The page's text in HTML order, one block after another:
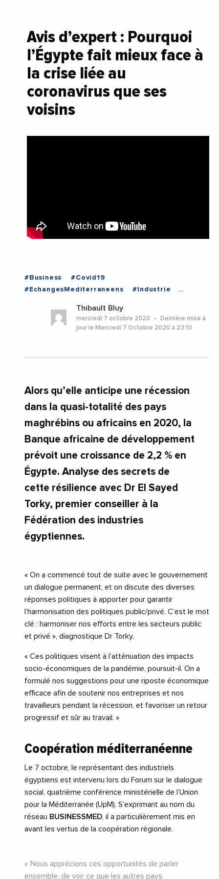
Avis d’expert : Pourquoi
l’Égypte fait mieux face à
la crise liée au
coronavirus que ses
voisins
#Business
#Covid19
#EchangesMediterraneens
#Industrie
Thibault Bluy
mercredi 7 octobre 2020
Dernière mise à
jour le Mercredi 7 Octobre 2020 à 23:10
Alors qu’elle anticipe une récession
dans la quasi-totalité des pays
maghrébins ou africains en 2020, la
Banque africaine de développement
prévoit une croissance de 2,2 % en
Égypte. Analyse des secrets de
cette résilience avec Dr El Sayed
Torky, premier conseiller à la
Fédération des industries
égyptiennes.
« On a commencé tout de suite avec le gouvernement
un dialogue permanent, et on discute des diverses
réponses politiques à apporter pour garantir
l’harmonisation des politiques public/privé. C’est le mot
clé : harmoniser nos efforts entre les secteurs public
et privé », diagnostique Dr Torky.
« Ces politiques visent à l’atténuation des impacts
socio-économiques de la pandémie, poursuit-il. On a
formulé nos suggestions pour une riposte économique
efficace afin de soutenir nos entreprises et nos
travailleurs pendant la récession, et favoriser un retour
progressif et sûr au travail. »
Coopération méditerranéenne
Le 7 octobre, le représentant des industriels
égyptiens est intervenu lors du Forum sur le dialogue
social, quatrième conférence ministérielle de l’Union
pour la Méditerranée (UpM). S’exprimant au nom du
réseau BUSINESSMED , il a particulièrement mis en
avant les vertus de la coopération régionale.
Nous apprécions ces opportunités de parler
ensemble, de voir ce que les autres pays